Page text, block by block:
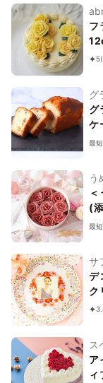
フ
5
グ
グ
ケ
最
う
(
最
サ
か
デ
ク
ス
ア
ィ